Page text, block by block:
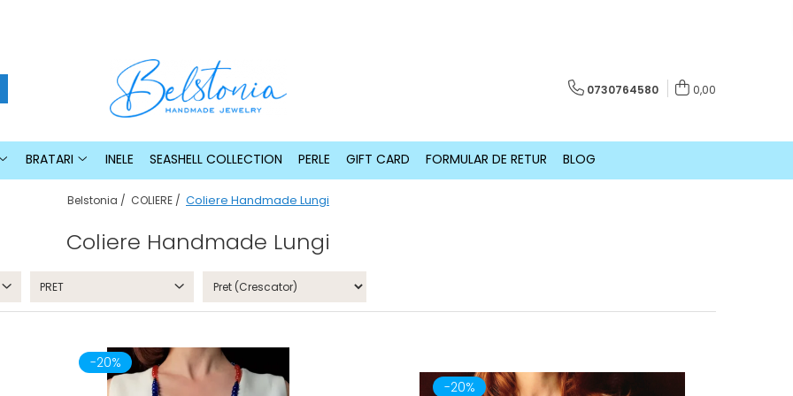
0730764580 0,00
BRATARI INELE SEASHELL COLLECTION PERLE GIFT CARD FORMULAR DE RETUR BLOG
Belstonia / COLIERE / Coliere Handmade Lungi
Coliere Handmade Lungi
PRET
-20%
-20%